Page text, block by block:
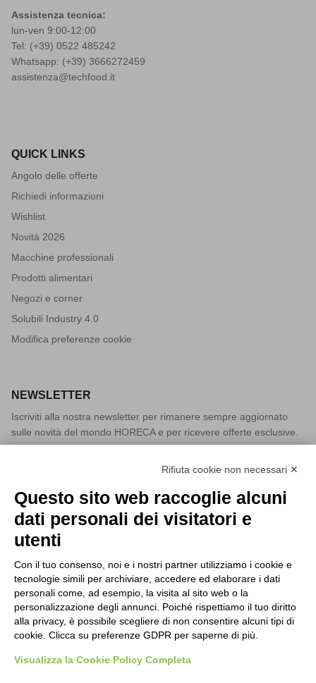
Assistenza tecnica:
lun-ven 9:00-12:00
Tel: (+39) 0522 485242
Whatsapp: (+39) 3666272459
assistenza@techfood.it
QUICK LINKS
Angolo delle offerte
Richiedi informazioni
Wishlist
Novità 2026
Macchine professionali
Prodotti alimentari
Negozi e corner
Solubili Industry 4.0
Modifica preferenze cookie
NEWSLETTER
Iscriviti alla nostra newsletter per rimanere sempre aggiornato
sulle novità del mondo HORECA e per ricevere offerte esclusive.
Acconsento al trattamento dei dati personali come specificato
nella nostraprivacy policy.
Registrati
ISCRIVITI ALLA NEWSLETTER
Tutti i nuovi prodotti in anteprima e offerte esclusive.
Rifiuta cookie non necessari ✕
Questo sito web raccoglie alcuni
dati personali dei visitatori e
utenti
Con il tuo consenso, noi e i nostri partner utilizziamo i cookie e
tecnologie simili per archiviare, accedere ed elaborare i dati
personali come, ad esempio, la visita al sito web o la
personalizzazione degli annunci. Poiché rispettiamo il tuo diritto
alla privacy, è possibile scegliere di non consentire alcuni tipi di
cookie. Clicca su preferenze GDPR per saperne di più.
Visualizza la Cookie Policy Completa